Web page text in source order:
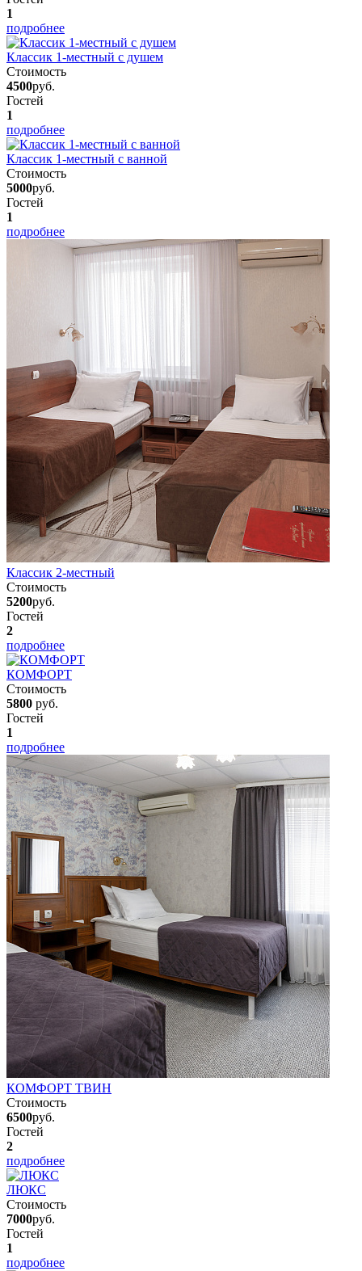
1
подробнее
Классик 1-местный с душем
Стоимость
4500руб.
Гостей
1
подробнее
Классик 1-местный с ванной
Стоимость
5000руб.
Гостей
1
подробнее
Классик 2-местный
Стоимость
5200руб.
Гостей
2
подробнее
КОМФОРТ
Стоимость
5800 руб.
Гостей
1
подробнее
КОМФОРТ ТВИН
Стоимость
6500руб.
Гостей
2
подробнее
ЛЮКС
Стоимость
7000руб.
Гостей
1
подробнее